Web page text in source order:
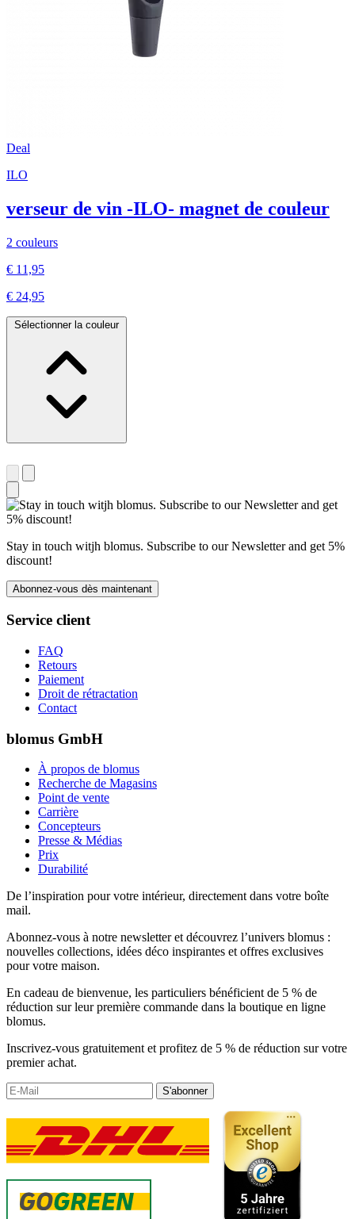
Deal
ILO
verseur de vin -ILO- magnet de couleur
2 couleurs
€ 11,95
€ 24,95
Sélectionner la couleur
Stay in touch witjh blomus. Subscribe to our Newsletter and get 5%
discount!
Abonnez-vous dès maintenant
Service client
FAQ
Retours
Paiement
Droit de rétractation
Contact
blomus GmbH
À propos de blomus
Recherche de Magasins
Point de vente
Carrière
Concepteurs
Presse & Médias
Prix
Durabilité
De l’inspiration pour votre intérieur, directement dans votre boîte
mail.
Abonnez-vous à notre newsletter et découvrez l’univers blomus :
nouvelles collections, idées déco inspirantes et offres exclusives
pour votre maison.
En cadeau de bienvenue, les particuliers bénéficient de 5 % de
réduction sur leur première commande dans la boutique en ligne
blomus.
Inscrivez-vous gratuitement et profitez de 5 % de réduction sur votre
premier achat.
S'abonner